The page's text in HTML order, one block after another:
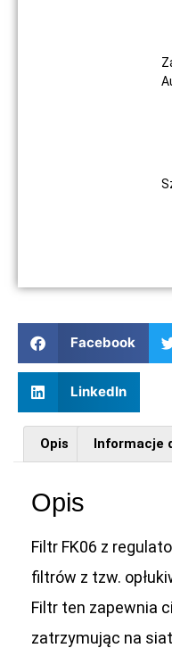
Facebook
LinkedIn
Opis Informacje
Opis
Filtr FK06 z
filtrów z tzw.
Filtr ten zapewnia
zatrzymując na